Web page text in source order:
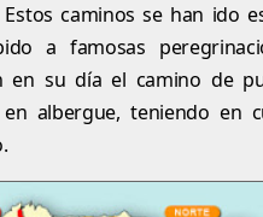
Estos caminos se han ido
a famosas
en su día el camino de
albergue, teniendo en